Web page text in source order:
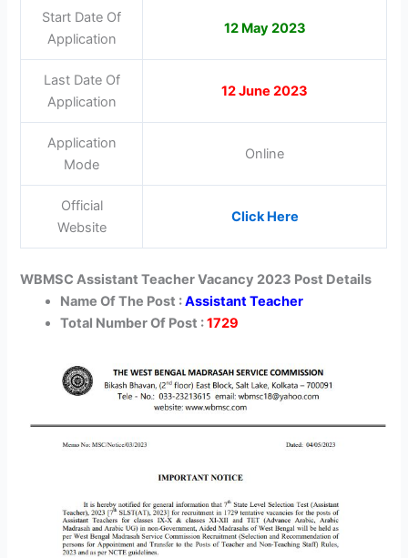
Start Date Of
Application
12 May 2023
Last Date Of
Application
12 June 2023
Application
Mode
Online
Official
Website
Click Here
WBMSC Assistant Teacher Vacancy 2023 Post Details
Name Of The Post :Assistant Teacher
Total Number Of Post :1729